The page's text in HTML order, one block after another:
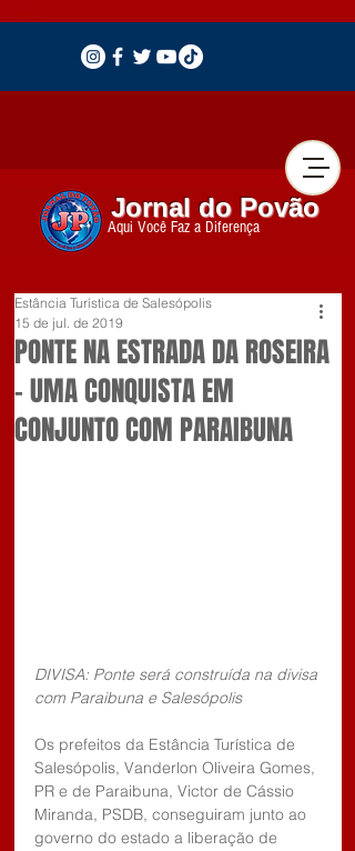
Jornal do Povão
Aqui Você Faz a Diferença
PONTE NA ESTRADA DA ROSEIRA
– UMA CONQUISTA EM
CONJUNTO COM PARAIBUNA
Estância Turística de Salesópolis
15 de jul. de 2019
DIVISA: Ponte será construída na divisa
com Paraibuna e Salesópolis
Os prefeitos da Estância Turística de
Salesópolis, Vanderlon Oliveira Gomes,
PR e de Paraibuna, Victor de Cássio
Miranda, PSDB, conseguiram junto ao
governo do estado a liberação de